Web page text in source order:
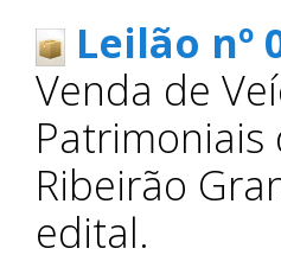
Leilão nº
Venda de
Ribeirão
edital.